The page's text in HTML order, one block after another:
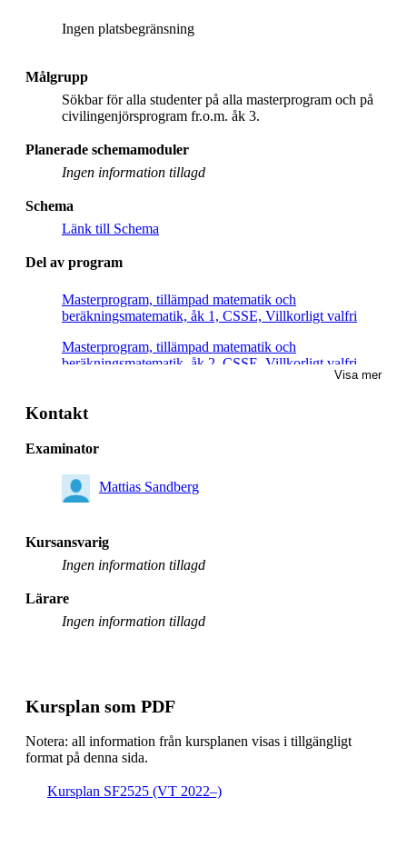
Ingen platsbegränsning
Målgrupp
Sökbar för alla studenter på alla masterprogram och på
civilingenjörsprogram fr.o.m. åk 3.
Planerade schemamoduler
Ingen information tillagd
Schema
Länk till Schema
Del av program
Masterprogram, tillämpad matematik och
beräkningsmatematik, åk 1, CSSE, Villkorligt valfri
Masterprogram, tillämpad matematik och
beräkningsmatematik, åk 2, CSSE, Villkorligt valfri
beräkningsmatematik, åk 1, COMA, Villkorligt valfri
Masterprogram, tillämpad matematik och
beräkningsmatematik, åk 1, DAVE, Villkorligt valfri
Visa mer
Kontakt
Examinator
Mattias Sandberg
Kursansvarig
Ingen information tillagd
Lärare
Ingen information tillagd
Kursplan som PDF
Notera: all information från kursplanen visas i tillgängligt
format på denna sida.
Kursplan SF2525 (VT 2022–)